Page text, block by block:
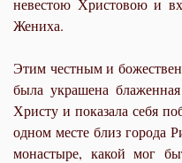
невестою Христовою и
Жениха.
Этим честным и
была украшена
Христу и показала себя
одном месте близ города
монастыре, какой мог